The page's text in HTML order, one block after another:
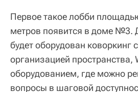
Первое такое лобби
метров появится в доме №3.
будет оборудован коворкинг
организацией
оборудованием, где можно
вопросы в шаговой